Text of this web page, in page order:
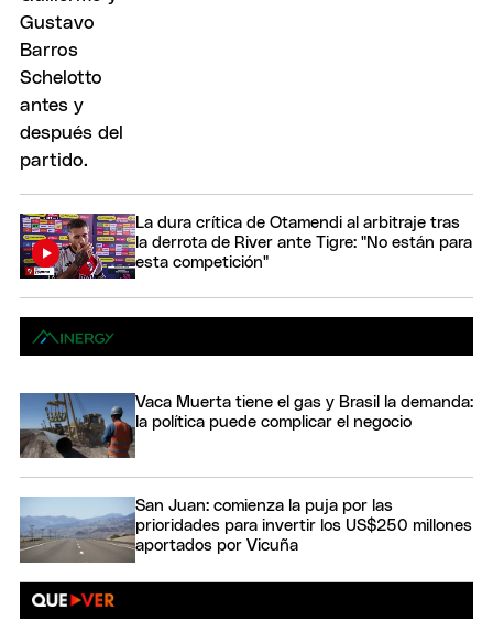
La dura crítica de Otamendi al arbitraje tras
la derrota de River ante Tigre: "No están para
esta competición"
Vaca Muerta tiene el gas y Brasil la demanda:
la política puede complicar el negocio
San Juan: comienza la puja por las
prioridades para invertir los US$250 millones
aportados por Vicuña